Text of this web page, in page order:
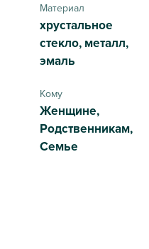
Материал
хрустальное
стекло, металл,
эмаль
Кому
Женщине,
Родственникам,
Семье